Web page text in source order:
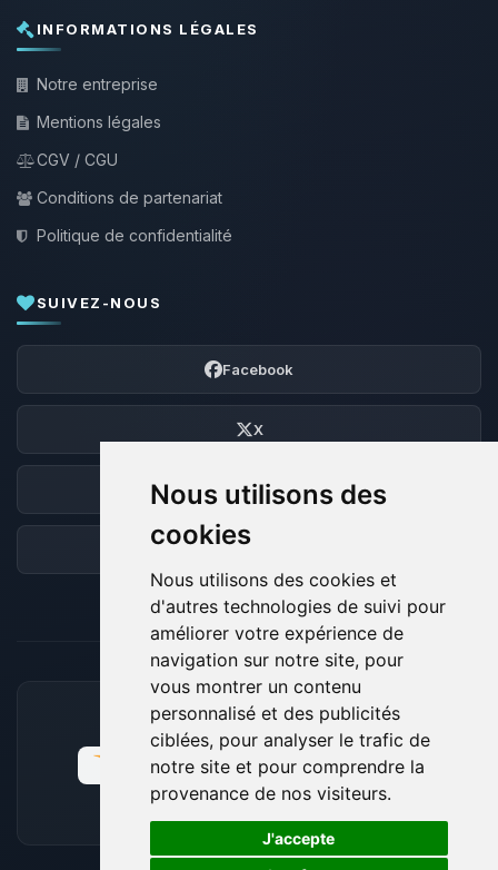
Nous utilisons des
cookies
Nous utilisons des cookies et
d'autres technologies de suivi pour
améliorer votre expérience de
navigation sur notre site, pour
vous montrer un contenu
personnalisé et des publicités
ciblées, pour analyser le trafic de
notre site et pour comprendre la
provenance de nos visiteurs.
J'accepte
INFORMATIONS LÉGALES
Notre entreprise
Mentions légales
CGV / CGU
Conditions de partenariat
Politique de confidentialité
SUIVEZ-NOUS
Facebook
X
Discord
Forum
MOYENS DE PAIEMENT ACCEPTÉS
🍪